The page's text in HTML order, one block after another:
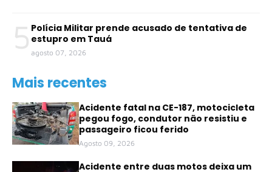
5 Polícia Militar prende acusado de tentativa de
estupro em Tauá
agosto 07, 2026
Mais recentes
Acidente fatal na CE-187, motocicleta
pegou fogo, condutor não resistiu e
passageiro ficou ferido
Agosto 09, 2026
Acidente entre duas motos deixa um